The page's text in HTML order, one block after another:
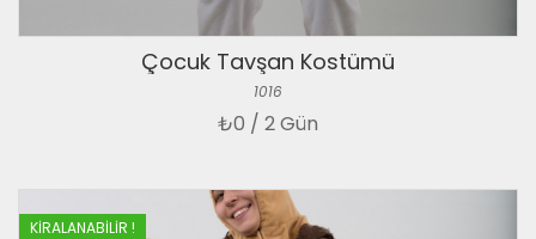
Çocuk Tavşan Kostümü
1016
₺0 / 2 Gün
KIRALANABILIR !